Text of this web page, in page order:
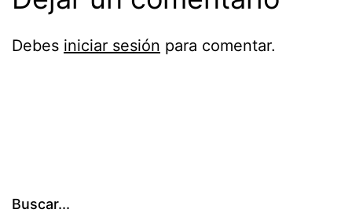
Debes iniciar sesión para comentar.
Buscar...